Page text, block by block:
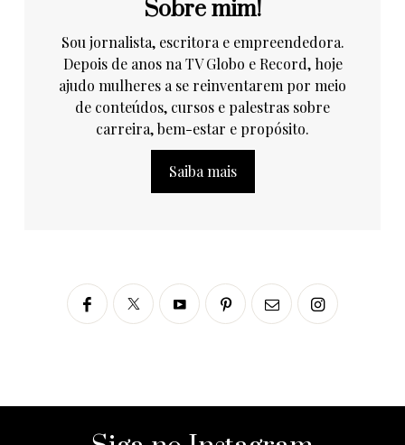
Sobre mim!
Sou jornalista, escritora e empreendedora.
Depois de anos na TV Globo e Record, hoje
ajudo mulheres a se reinventarem por meio
de conteúdos, cursos e palestras sobre
carreira, bem-estar e propósito.
Saiba mais